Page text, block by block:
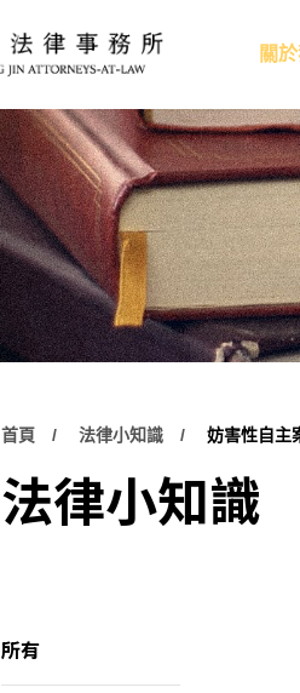
關
首頁 法律小知識 妨害性自主
法律小知識
所有